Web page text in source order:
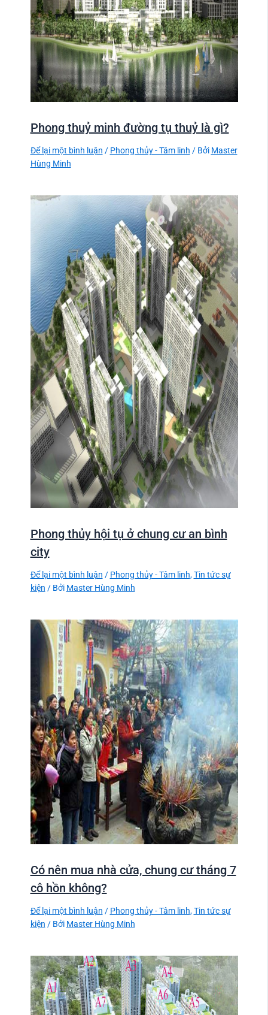
Phong thuỷ minh đường tụ thuỷ là gì?
Để lại một bình luận / Phong thủy - Tâm linh / Bởi Master
Hùng Minh
Phong thủy hội tụ ở chung cư an bình
city
Để lại một bình luận / Phong thủy - Tâm linh,Tin tức sự
kiện / Bởi Master Hùng Minh
Có nên mua nhà cửa, chung cư tháng 7
cô hồn không?
Để lại một bình luận / Phong thủy - Tâm linh,Tin tức sự
kiện / Bởi Master Hùng Minh